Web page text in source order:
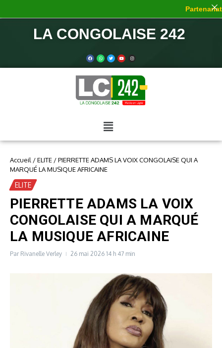
LA CONGOLAISE 242
Accueil /ELITE /PIERRETTE ADAMS LA VOIX CONGOLAISE QUI A
MARQUÉ LA MUSIQUE AFRICAINE
ELITE
PIERRETTE ADAMS LA VOIX
CONGOLAISE QUI A MARQUÉ
LA MUSIQUE AFRICAINE
Par Rivanelle Verley 26 mai 2026 14 h 47 min
Partenariat